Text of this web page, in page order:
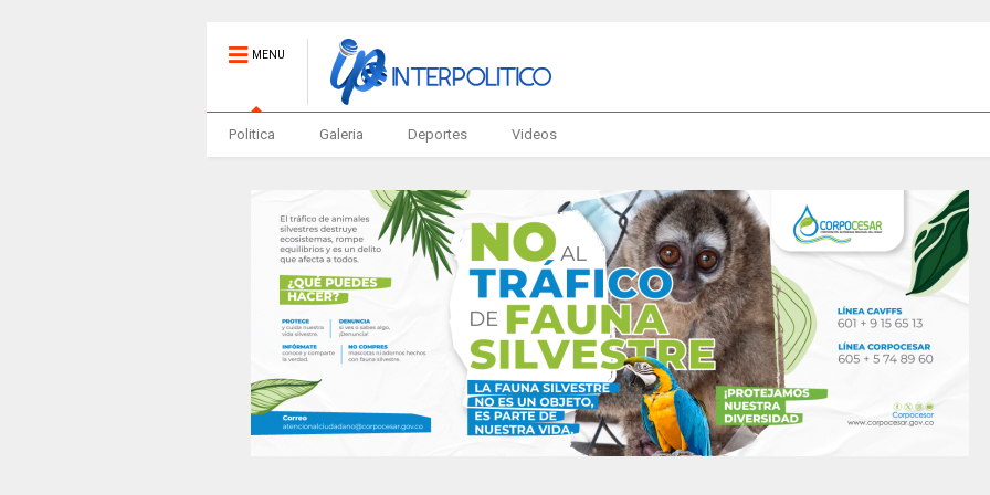
MENU
Politica Galeria Deportes Videos